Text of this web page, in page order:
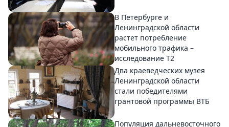
В Петербурге и
Ленинградской области
растет потребление
мобильного трафика –
исследование T2
Два краеведческих музея
Ленинградской области
стали победителями
грантовой программы ВТБ
Популяция дальневосточного